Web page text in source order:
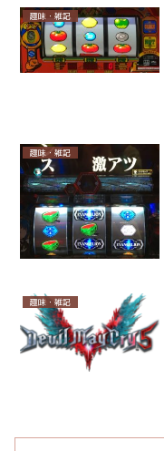
趣味・雑記
趣味・雑記
趣味・雑記